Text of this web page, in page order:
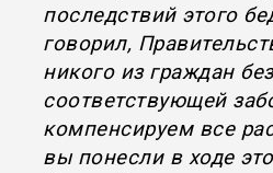
последствий этого
говорил,
никого из граждан без
соответствующей
компенсируем все
вы понесли в ходе